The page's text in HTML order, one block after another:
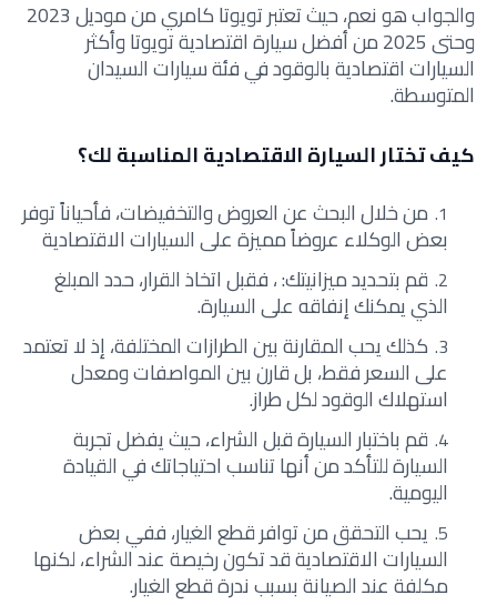
والجواب هو نعم، حيث تعتبر تويوتا كامري من موديل 2023
وحتى 2025 من أفضل سيارة اقتصادية تويوتا وأكثر
السيارات اقتصادية بالوقود في فئة سيارات السيدان
المتوسطة.
كيف تختار السيارة الاقتصادية المناسبة لك؟
من خلال البحث عن العروض والتخفيضات، فأحياناً توفر
بعض الوكلاء عروضاً مميزة على السيارات الاقتصادية
قم بتحديد ميزانيتك: ، فقبل اتخاذ القرار، حدد المبلغ
الذي يمكنك إنفاقه على السيارة.
كذلك يحب المقارنة بين الطرازات المختلفة، إذ لا تعتمد
على السعر فقط، بل قارن بين المواصفات ومعدل
استهلاك الوقود لكل طراز.
قم باختبار السيارة قبل الشراء، حيث يفضل تجربة
السيارة للتأكد من أنها تناسب احتياجاتك في القيادة
اليومية.
يحب التحقق من توافر قطع الغيار، ففي بعض
السيارات الاقتصادية قد تكون رخيصة عند الشراء، لكنها
مكلفة عند الصيانة بسبب ندرة قطع الغيار.